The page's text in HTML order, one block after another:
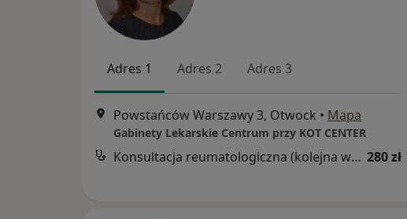
Adres 1 Adres 2 Adres 3
Powstańców Warszawy 3, Otwock • Mapa
Gabinety Lekarskie Centrum przy KOT CENTER
Konsultacja reumatologiczna (kolejna wizyta) 280 zł